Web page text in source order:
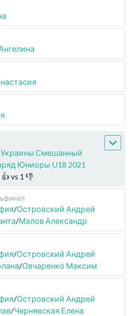
Смешанный
Юниоры U18 2021
👍 vs 1 👎
/Островский Андрей
/Малов Александр
/Островский Андрей
/Овчаренко Максим
/Островский Андрей
/Чернявская Елена